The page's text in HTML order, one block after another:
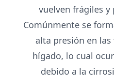
vuelven frágiles y
Comúnmente se
alta presión en las
hígado, lo cual
debido a la